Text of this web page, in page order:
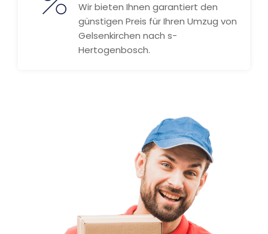
Wir bieten Ihnen garantiert den
günstigen Preis für Ihren Umzug von
Gelsenkirchen nach s-
Hertogenbosch.